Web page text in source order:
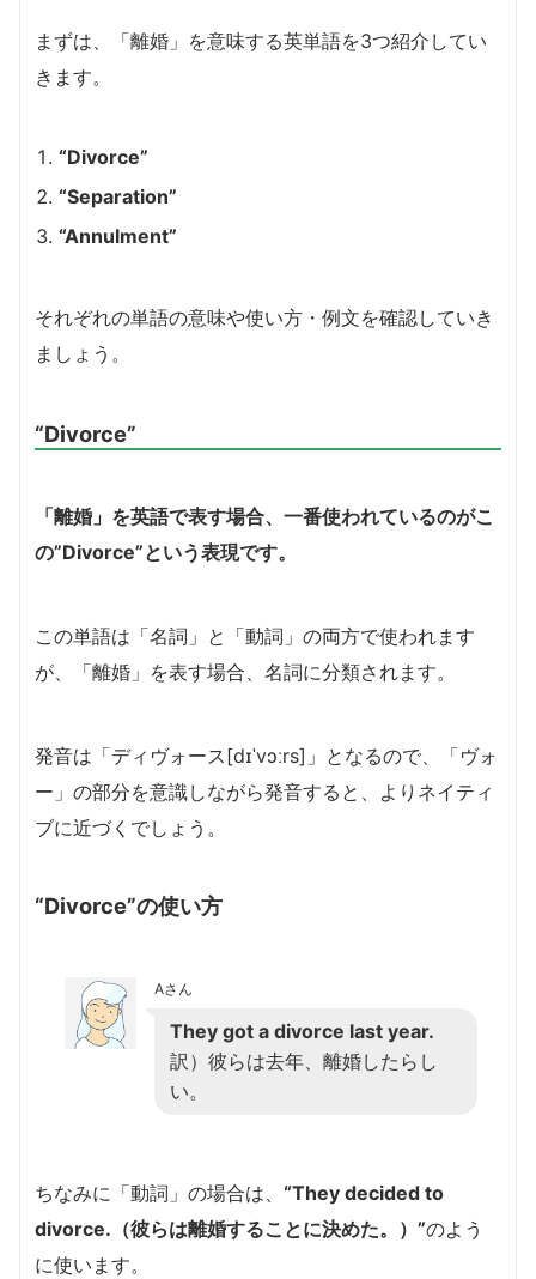
まずは、「離婚」を意味する英単語を3つ紹介してい
きます。
“Divorce”
“Separation”
“Annulment”
それぞれの単語の意味や使い方・例文を確認していき
ましょう。
“Divorce”
「離婚」を英語で表す場合、一番使われているのがこ
の”Divorce”という表現です。
この単語は「名詞」と「動詞」の両方で使われます
が、「離婚」を表す場合、名詞に分類されます。
発音は「ディヴォース[dɪˈvɔːrs]」となるので、「ヴォ
ー」の部分を意識しながら発音すると、よりネイティ
ブに近づくでしょう。
“Divorce”の使い方
Aさん
They got a divorce last year.
訳）彼らは去年、離婚したらし
い。
ちなみに「動詞」の場合は、 “They decided to
divorce.（彼らは離婚することに決めた。）”のよう
に使います。